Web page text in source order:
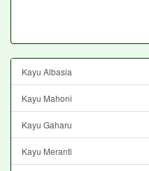
Kayu Albasia
Kayu Mahoni
Kayu Gaharu
Kayu Meranti